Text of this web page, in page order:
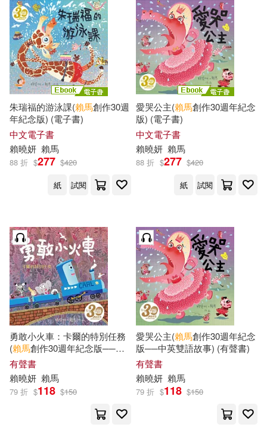
朱瑞福的游泳課(賴馬創作30週
年紀念版) (電子書)
中文電子書
賴曉妍 賴馬
88 折 $277 $420
紙
試閱
愛哭公主(賴馬創作30週年紀念
版) (電子書)
中文電子書
賴曉妍 賴馬
88 折 $277 $420
紙
試閱
勇敢小火車：卡爾的特別任務
(賴馬創作30週年紀念版──中
英雙語故事) (有聲書)
有聲書
賴曉妍 賴馬
79 折 $118 $150
愛哭公主(賴馬創作30週年紀念
版──中英雙語故事) (有聲書)
有聲書
賴曉妍 賴馬
79 折 $118 $150